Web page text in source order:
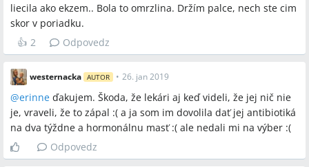
liecila ako ekzem.. Bola to omrzlina. Držím palce, nech ste cim
skor v poriadku.
👍 2 Odpovedz
westernacka AUTOR • 26. jan 2019
@erinne ďakujem. Škoda, že lekári aj keď videli, že jej nič nie
je, vraveli, že to zápal :( a ja som im dovolila dať jej antibiotiká
na dva týždne a hormonálnu masť :( ale nedali mi na výber :(
Odpovedz